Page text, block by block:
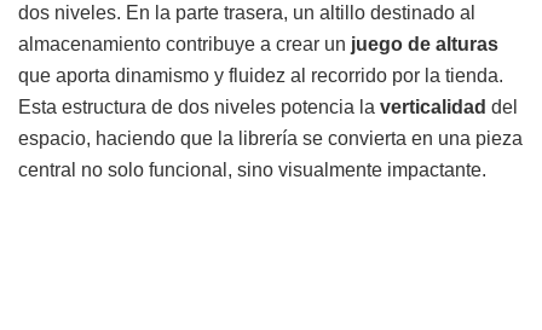
dos niveles. En la parte trasera, un altillo destinado al
almacenamiento contribuye a crear un juego de alturas
que aporta dinamismo y fluidez al recorrido por la tienda.
Esta estructura de dos niveles potencia la verticalidad del
espacio, haciendo que la librería se convierta en una pieza
central no solo funcional, sino visualmente impactante.